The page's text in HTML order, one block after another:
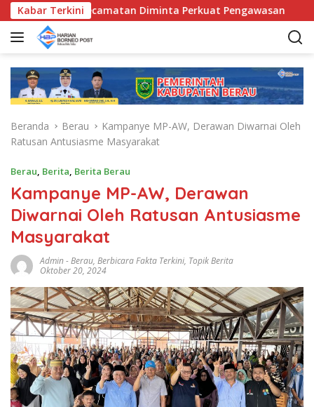
a
Kabar Terkini
Bunda Kecamatan Diminta Perkuat Pengawasan
Beranda Berau
Kampanye MP-AW, Derawan Diwarnai Oleh
Ratusan Antusiasme Masyarakat
Berau, Berita, Berita Berau
Kampanye MP-AW, Derawan
Diwarnai Oleh Ratusan Antusiasme
Masyarakat
Admin-Berau, Berbicara Fakta Terkini, Topik Berita
Oktober 20, 2024